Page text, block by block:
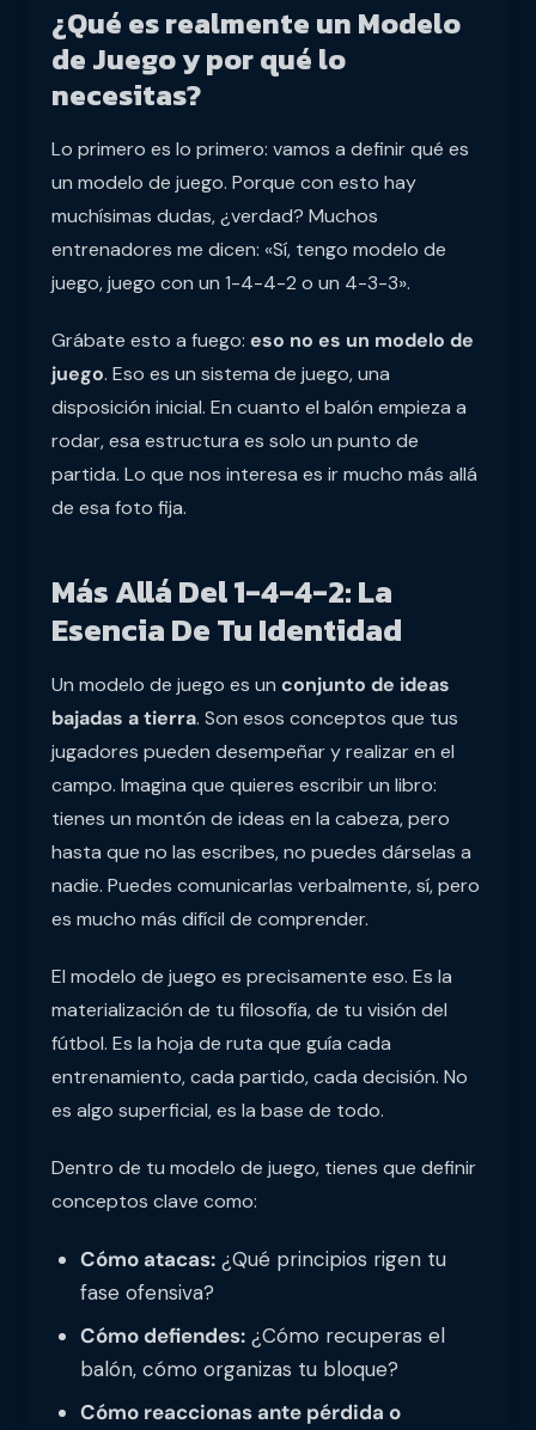
¿Qué es realmente un Modelo
de Juego y por qué lo
necesitas?
Lo primero es lo primero: vamos a definir qué es
un modelo de juego. Porque con esto hay
muchísimas dudas, ¿verdad? Muchos
entrenadores me dicen: «Sí, tengo modelo de
juego, juego con un 1-4-4-2 o un 4-3-3».
Grábate esto a fuego: eso no es un modelo de
juego. Eso es un sistema de juego, una
disposición inicial. En cuanto el balón empieza a
rodar, esa estructura es solo un punto de
partida. Lo que nos interesa es ir mucho más allá
de esa foto fija.
Más Allá Del 1-4-4-2: La
Esencia De Tu Identidad
Un modelo de juego es un conjunto de ideas
bajadas a tierra. Son esos conceptos que tus
jugadores pueden desempeñar y realizar en el
campo. Imagina que quieres escribir un libro:
tienes un montón de ideas en la cabeza, pero
hasta que no las escribes, no puedes dárselas a
nadie. Puedes comunicarlas verbalmente, sí, pero
es mucho más difícil de comprender.
El modelo de juego es precisamente eso. Es la
materialización de tu filosofía, de tu visión del
fútbol. Es la hoja de ruta que guía cada
entrenamiento, cada partido, cada decisión. No
es algo superficial, es la base de todo.
Dentro de tu modelo de juego, tienes que definir
conceptos clave como:
Cómo atacas:¿Qué principios rigen tu
fase ofensiva?
Cómo defiendes:¿Cómo recuperas el
balón, cómo organizas tu bloque?
Cómo reaccionas ante pérdida o